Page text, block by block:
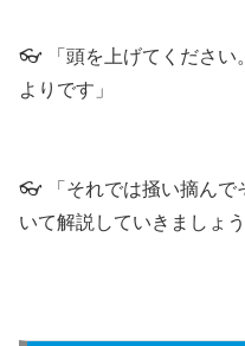
👓 「頭を上げてください
よりです」
👓 「それでは掻い摘んで
いて解説していきましょう